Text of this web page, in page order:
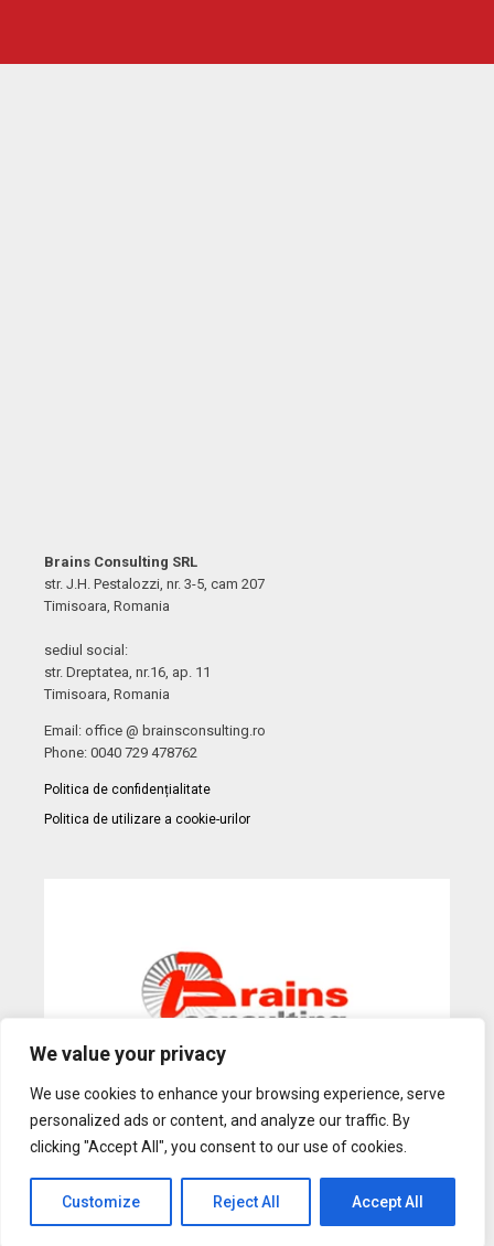
We value your privacy
We use cookies to enhance your browsing experience, serve
personalized ads or content, and analyze our traffic. By
clicking "Accept All", you consent to our use of cookies.
Customize Reject All Accept All
Brains Consulting SRL
str. J.H. Pestalozzi, nr. 3-5, cam 207
Timisoara, Romania
sediul social:
str. Dreptatea, nr.16, ap. 11
Timisoara, Romania
Email: office @ brainsconsulting.ro
Phone: 0040 729 478762
Politica de confidențialitate
Politica de utilizare a cookie-urilor
Gazduire Web